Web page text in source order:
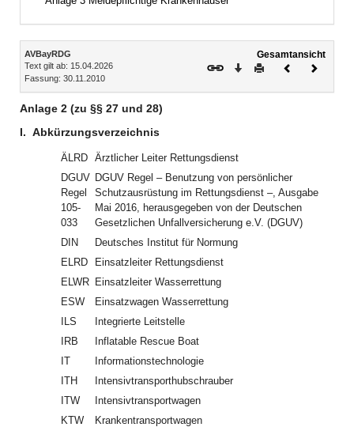
Inhalt
AVBayRDG
Text gilt ab: 15.04.2026
Fassung: 30.11.2010
Gesamtansicht
Download
DruckenVorheriges
Anlage 2 (zu §§ 27 und 28)
I. Abkürzungsverzeichnis
ÄLRD Ärztlicher Leiter Rettungsdienst
DGUV
Regel
105-
033
DGUV Regel – Benutzung von persönlicher
Schutzausrüstung im Rettungsdienst –, Ausgabe
Mai 2016, herausgegeben von der Deutschen
Gesetzlichen Unfallversicherung e.V. (DGUV)
DIN
Deutsches Institut für Normung
ELRD
Einsatzleiter Rettungsdienst
ELWR Einsatzleiter Wasserrettung
ESW
Einsatzwagen Wasserrettung
ILS
Integrierte Leitstelle
IRB
Inflatable Rescue Boat
IT
Informationstechnologie
ITH
Intensivtransporthubschrauber
ITW
Intensivtransportwagen
KTW
Krankentransportwagen